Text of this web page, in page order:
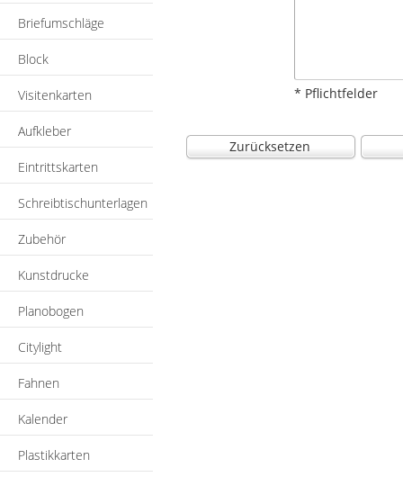
Briefumschläge
Block
Visitenkarten
Aufkleber
Eintrittskarten
Schreibtischunterlagen
Zubehör
Kunstdrucke
Planobogen
Citylight
Fahnen
Kalender
Plastikkarten
* Pflichtfelder
Zurücksetzen